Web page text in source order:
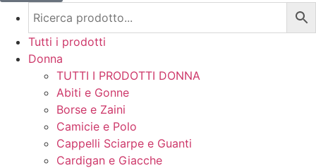
Tutti i prodotti
Donna
TUTTI I PRODOTTI DONNA
Abiti e Gonne
Borse e Zaini
Camicie e Polo
Cappelli Sciarpe e Guanti
Cardigan e Giacche